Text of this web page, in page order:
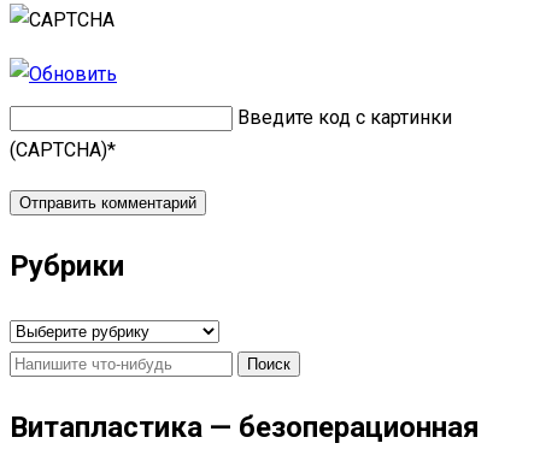
Введите код с картинки
(CAPTCHA)*
Рубрики
Рубрики
Найти:
Витапластика — безоперационная